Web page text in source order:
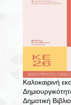
Καλοκαιρινή
Δημοτική